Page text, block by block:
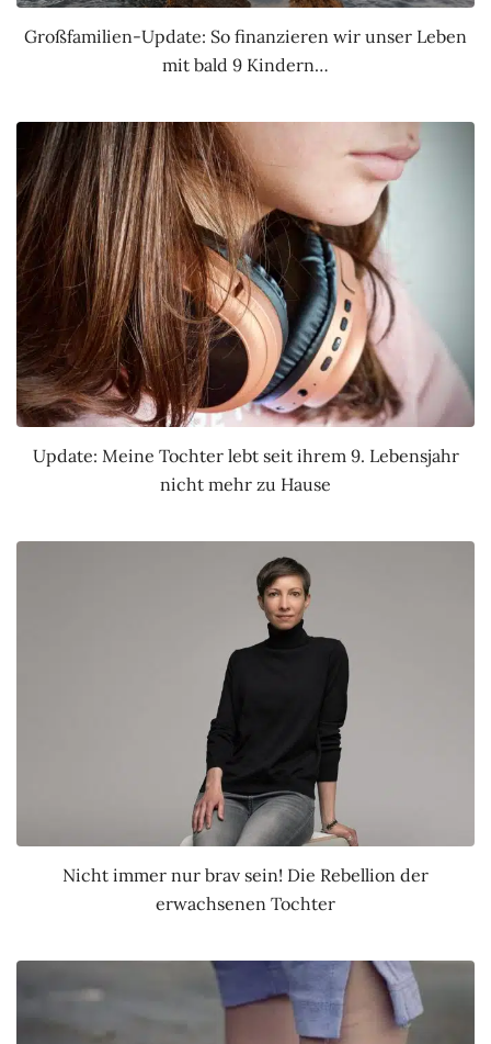
Großfamilien-Update: So finanzieren wir unser Leben
mit bald 9 Kindern…
Update: Meine Tochter lebt seit ihrem 9. Lebensjahr
nicht mehr zu Hause
Nicht immer nur brav sein! Die Rebellion der
erwachsenen Tochter